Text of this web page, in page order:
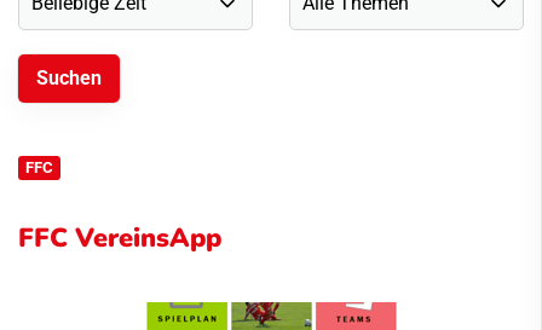
FFC
FFC VereinsApp